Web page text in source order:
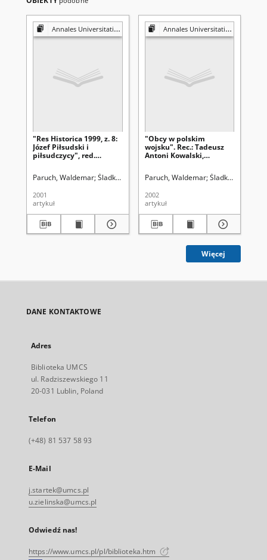
Annales Universitatis Mariae Curie-Skłodowska. Sectio K, Politologia
"Res Historica 1999, z. 8:
Józef Piłsudski i
piłsudczycy", red.
Uniwersytetu Marii
286 [recenzja]
Paruch, Waldemar Śladkowski, Wiesław (1935-). Red.
2001
artykuł
Annales Universitatis Mariae Curie-Skłodowska. Sectio K, Politologia
"Obcy w polskim
wojsku". Rec.: Tadeusz
Antoni Kowalski,
siłach zbrojnych Drugiej
Rzeczypospolitej Polskiej
Wydawnictwo Adam
Marszałek, Toruń 1997, s.
182
Paruch, Waldemar Śladkowski,
2002
artykuł
Więcej
DANE KONTAKTOWE
Adres
Biblioteka UMCS
ul. Radziszewskiego 11
20-031 Lublin, Poland
Telefon
(+48) 81 537 58 93
E-Mail
j.startek@umcs.pl
u.zielinska@umcs.pl
Odwiedź nas!
https://www.umcs.pl/pl/biblioteka.htm